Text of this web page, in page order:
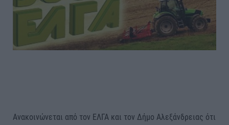
Ανακοινώνεται από τον ΕΛΓΑ και τον Δήμο Αλεξάνδρειας ότι